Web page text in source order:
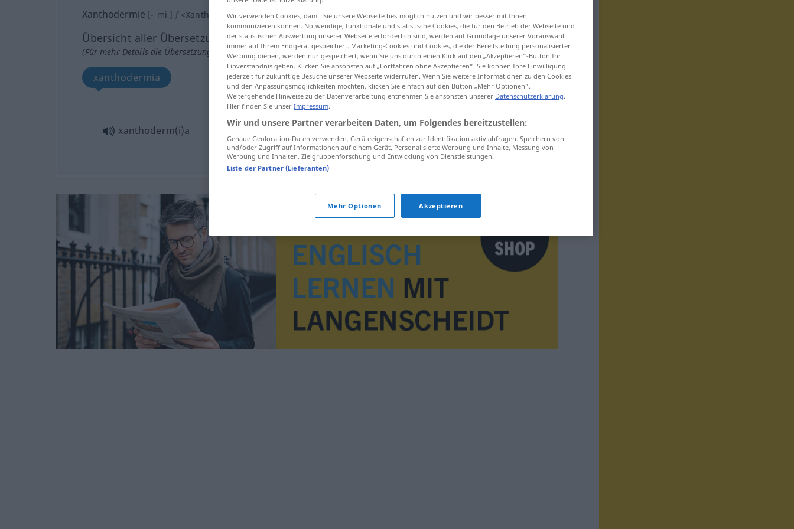
Xanthodermie [-ˈmiː] f <Xanthodermie;keinpl >
Übersicht aller Übersetzungen
(Für mehr Details die Übersetzung anklicken/antippen)
xanthodermia
xanthoderm(i)a Xanthodermie
Gelbfärbung der
Haut
Wir verwenden Cookies, damit Sie unsere Webseite bestmöglich nutzen und wir besser mit Ihnen
kommunizieren können. Notwendige, funktionale und statistische Cookies, die für den Betrieb der Webseite und
der statistischen Auswertung unserer Webseite erforderlich sind, werden auf Grundlage unserer Vorauswahl
immer auf Ihrem Endgerät gespeichert. Marketing-Cookies und Cookies, die der Bereitstellung personalisierter
Werbung dienen, werden nur gespeichert, wenn Sie uns durch einen Klick auf den „Akzeptieren“-Button Ihr
Einverständnis geben. Klicken Sie ansonsten auf „Fortfahren ohne Akzeptieren“. Sie können Ihre Einwilligung
jederzeit für zukünftige Besuche unserer Webseite widerrufen. Wenn Sie weitere Informationen zu den Cookies
und den Anpassungsmöglichkeiten möchten, klicken Sie einfach auf den Button „Mehr Optionen“.
Weitergehende Hinweise zu der Datenverarbeitung entnehmen Sie ansonsten unserer Datenschutzerklärung.
Hier finden Sie unser Impressum.
Wir und unsere Partner verarbeiten Daten, um Folgendes bereitzustellen:
Genaue Geolocation-Daten verwenden. Geräteeigenschaften zur Identifikation aktiv abfragen. Speichern von
und/oder Zugriff auf Informationen auf einem Gerät. Personalisierte Werbung und Inhalte, Messung von
Werbung und Inhalten, Zielgruppenforschung und Entwicklung von Dienstleistungen.
Liste der Partner (Lieferanten)
Mehr Optionen Akzeptieren